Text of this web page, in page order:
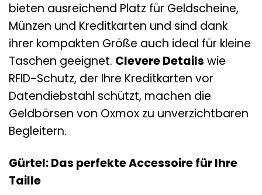
bieten ausreichend Platz für Geldscheine,
Münzen und Kreditkarten und sind dank
ihrer kompakten Größe auch ideal für kleine
Taschen geeignet. Clevere Details wie
RFID-Schutz, der Ihre Kreditkarten vor
Datendiebstahl schützt, machen die
Geldbörsen von Oxmox zu unverzichtbaren
Begleitern.
Gürtel: Das perfekte Accessoire für Ihre
Taille